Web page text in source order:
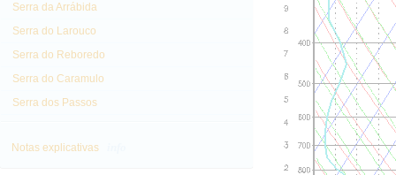
Serra da Arrábida
Serra do Larouco
Serra do Reboredo
Serra do Caramulo
Serra dos Passos
Notas explicativas